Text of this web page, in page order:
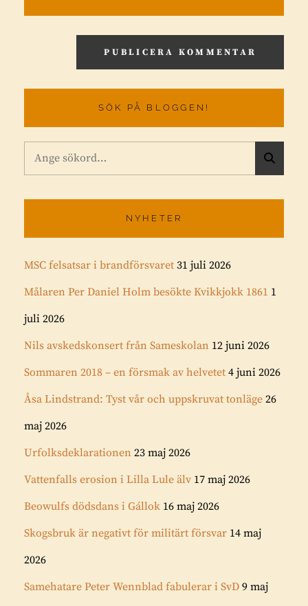
SÖK PÅ BLOGGEN!
efter:
NYHETER
MSC felsatsar i brandförsvaret 31 juli 2026
Målaren Per Daniel Holm besökte Kvikkjokk 1861 1
juli 2026
Nils avskedskonsert från Sameskolan 12 juni 2026
Sommaren 2018 – en försmak av helvetet 4 juni 2026
Åsa Lindstrand: Tyst vår och uppskruvat tonläge 26
maj 2026
Urfolksdeklarationen 23 maj 2026
Vattenfalls erosion i Lilla Lule älv 17 maj 2026
Beowulfs dödsdans i Gállok 16 maj 2026
Skogsbruk är negativt för militärt försvar 14 maj
2026
Samehatare Peter Wennblad fabulerar i SvD 9 maj